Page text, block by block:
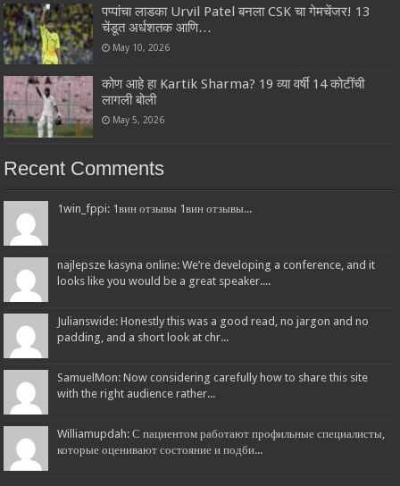
पप्पांचा लाडका Urvil Patel बनला CSK चा गेमचेंजर! 13
चेंडूत अर्धशतक आणि…
May 10, 2026
कोण आहे हा Kartik Sharma? 19 व्या वर्षी 14 कोटींची
लागली बोली
May 5, 2026
Recent Comments
1win_fppi: 1вин отзывы 1вин отзывы...
najlepsze kasyna online: We’re developing a conference, and it
looks like you would be a great speaker....
Julianswide: Honestly this was a good read, no jargon and no
padding, and a short look at chr...
SamuelMon: Now considering carefully how to share this site
with the right audience rather...
Williamupdah: С пациентом работают профильные специалисты,
которые оценивают состояние и подби...